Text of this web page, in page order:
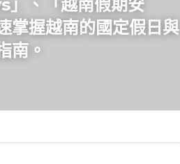
、「越南假期安
掌握越南的國定假日與
南。